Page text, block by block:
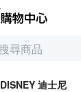
DISNEY 迪士尼